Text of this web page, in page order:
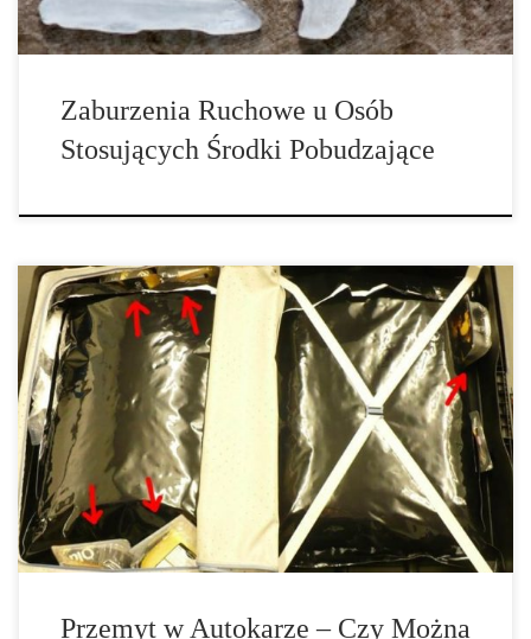
Zaburzenia Ruchowe u Osób
Stosujących Środki Pobudzające
Przemyt zakazanych substancji w podróżniczym autokarze jest w
istnym rozkwicie, tym bardziej, że na rynku w ostatnim czasie
pojawiło się naprawdę mnóstwo firm przewozowych, działających
już w całej Europie. Nie ma tygodnia, aby w jakichś lokalnych
gazetach nie pojawiła się nowa nowinka. Tym razem celnicy w
Stuttgarcie podczas kontroli znaleźli […]
Przemyt w Autokarze – Czy Można